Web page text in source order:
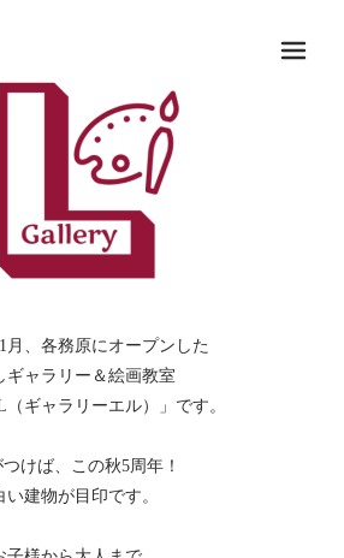
月、各務原にオープンした
ギャラリー＆絵画教室
（ギャラリーエル）」です。
けば、この秋5周年！
い建物が目印です。